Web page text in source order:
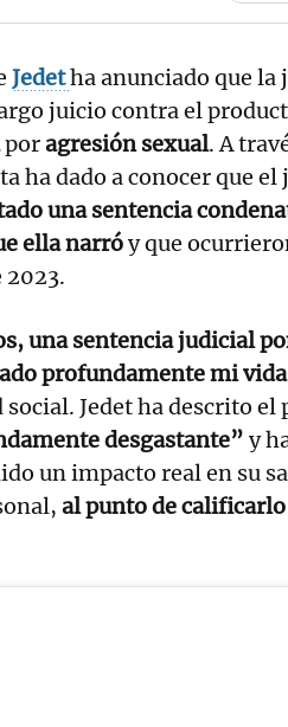
Jedetha anunciado que la
juicio contra el
poragresión sexual. A
ha dado a conocer que
una sentencia
ella narróy que
2023.
una sentencia judicial
profundamente mi
social. Jedet ha descrito el
desgastante” y
un impacto real en su
al punto de